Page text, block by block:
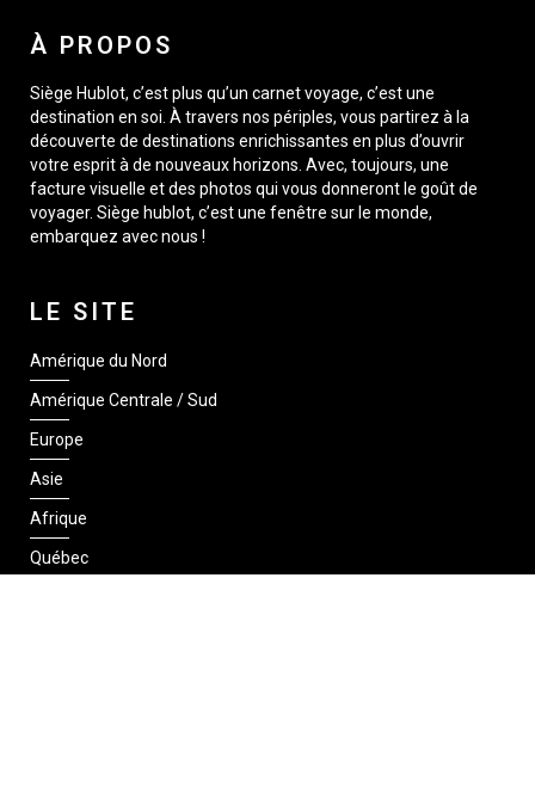
À PROPOS
Siège Hublot, c’est plus qu’un carnet voyage, c’est une
destination en soi. À travers nos périples, vous partirez à la
découverte de destinations enrichissantes en plus d’ouvrir
votre esprit à de nouveaux horizons. Avec, toujours, une
facture visuelle et des photos qui vous donneront le goût de
voyager. Siège hublot, c’est une fenêtre sur le monde,
embarquez avec nous !
LE SITE
Amérique du Nord
Amérique Centrale / Sud
Europe
Asie
Afrique
Québec